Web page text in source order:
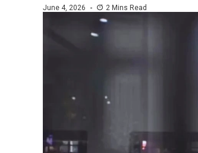
June 4, 2026 2 Mins Read